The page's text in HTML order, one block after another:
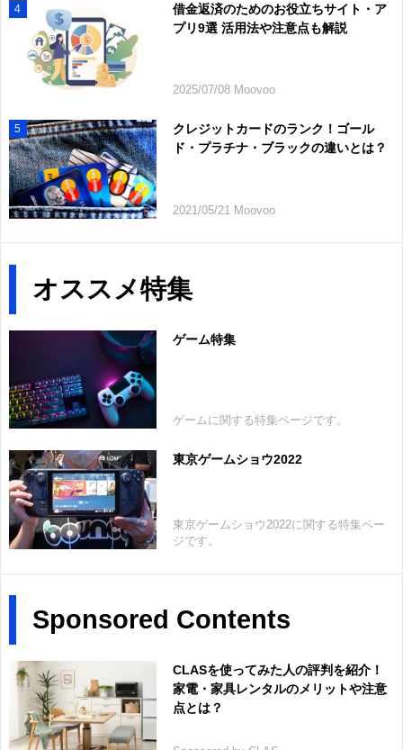
4
借金返済のためのお役立ちサイト・ア
プリ9選 活用法や注意点も解説
2025/07/08 Moovoo
5
クレジットカードのランク！ゴール
ド・プラチナ・ブラックの違いとは？
2021/05/21 Moovoo
オススメ特集
ゲーム特集
ゲームに関する特集ページです。
東京ゲームショウ2022
東京ゲームショウ2022に関する特集ペー
ジです。
Sponsored Contents
CLASを使ってみた人の評判を紹介！
家電・家具レンタルのメリットや注意
点とは？